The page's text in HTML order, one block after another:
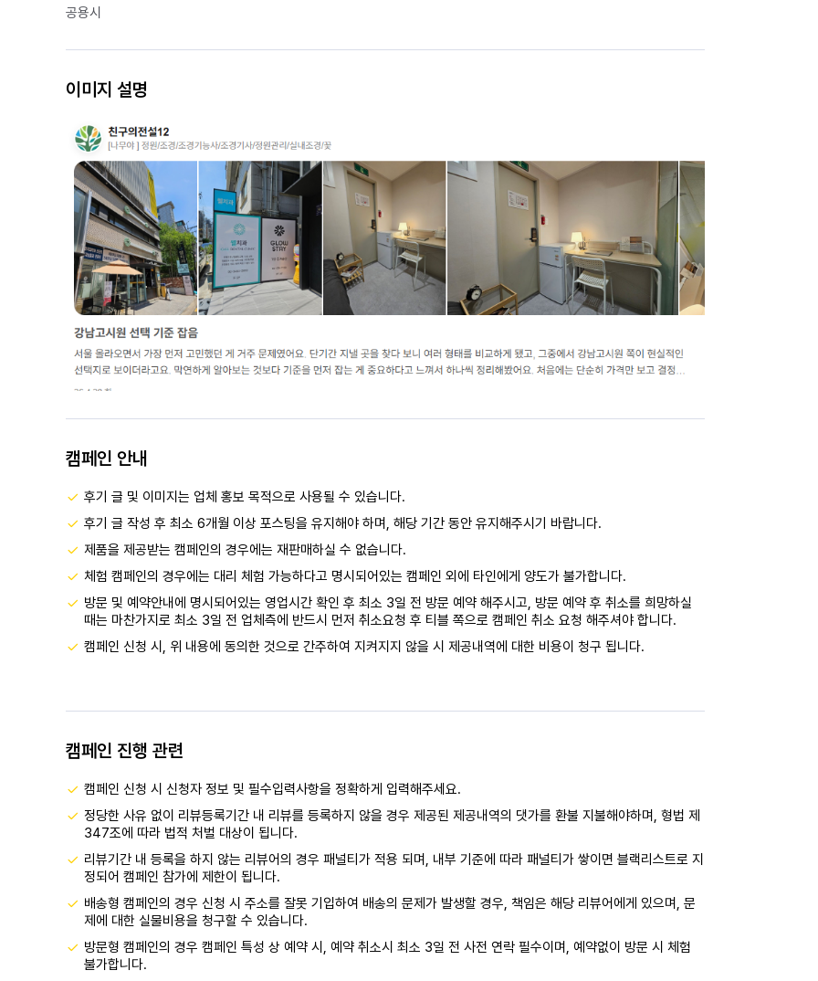
공용시
이미지 설명
캠페인 안내
후기 글 및 이미지는 업체 홍보 목적으로 사용될 수 있습니다.
후기 글 작성 후 최소 6개월 이상 포스팅을 유지해야 하며, 해당 기간 동안 유지해주시기 바랍니다.
제품을 제공받는 캠페인의 경우에는 재판매하실 수 없습니다.
체험 캠페인의 경우에는 대리 체험 가능하다고 명시되어있는 캠페인 외에 타인에게 양도가 불가합니다.
방문 및 예약안내에 명시되어있는 영업시간 확인 후 최소 3일 전 방문 예약 해주시고, 방문 예약 후 취소를 희망하실
때는 마찬가지로 최소 3일 전 업체측에 반드시 먼저 취소요청 후 티블 쪽으로 캠페인 취소 요청 해주셔야 합니다.
캠페인 신청 시, 위 내용에 동의한 것으로 간주하여 지켜지지 않을 시 제공내역에 대한 비용이 청구 됩니다.
캠페인 진행 관련
캠페인 신청 시 신청자 정보 및 필수입력사항을 정확하게 입력해주세요.
정당한 사유 없이 리뷰등록기간 내 리뷰를 등록하지 않을 경우 제공된 제공내역의 댓가를 환불 지불해야하며, 형법 제
347조에 따라 법적 처벌 대상이 됩니다.
리뷰기간 내 등록을 하지 않는 리뷰어의 경우 패널티가 적용 되며, 내부 기준에 따라 패널티가 쌓이면 블랙리스트로 지
정되어 캠페인 참가에 제한이 됩니다.
배송형 캠페인의 경우 신청 시 주소를 잘못 기입하여 배송의 문제가 발생할 경우, 책임은 해당 리뷰어에게 있으며, 문
제에 대한 실물비용을 청구할 수 있습니다.
방문형 캠페인의 경우 캠페인 특성 상 예약 시, 예약 취소시 최소 3일 전 사전 연락 필수이며, 예약없이 방문 시 체험
불가합니다.